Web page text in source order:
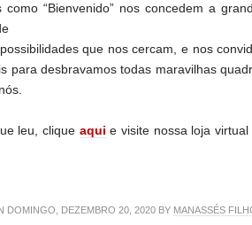
“Bienvenido” nos concedem a
que nos cercam, e nos
para desbravamos todas maravilhas
leu, clique aqui e visite nossa loja
DOMINGO, DEZEMBRO 20, 2020 BY MANASSÉS